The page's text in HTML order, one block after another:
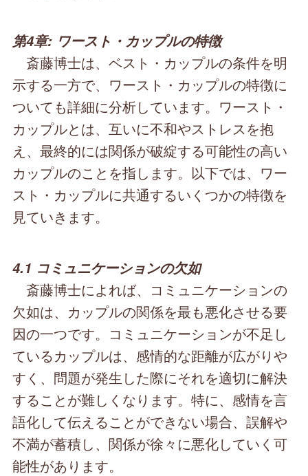
第4章: ワースト・カップルの特徴
斎藤博士は、ベスト・カップルの条件を明
示する一方で、ワースト・カップルの特徴に
ついても詳細に分析しています。ワースト・
カップルとは、互いに不和やストレスを抱
え、最終的には関係が破綻する可能性の高い
カップルのことを指します。以下では、ワー
スト・カップルに共通するいくつかの特徴を
見ていきます。
4.1 コミュニケーションの欠如
斎藤博士によれば、コミュニケーションの
欠如は、カップルの関係を最も悪化させる要
因の一つです。コミュニケーションが不足し
ているカップルは、感情的な距離が広がりや
すく、問題が発生した際にそれを適切に解決
することが難しくなります。特に、感情を言
語化して伝えることができない場合、誤解や
不満が蓄積し、関係が徐々に悪化していく可
能性があります。